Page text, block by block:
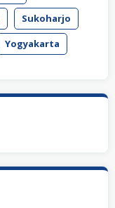
Sukoharjo
Yogyakarta